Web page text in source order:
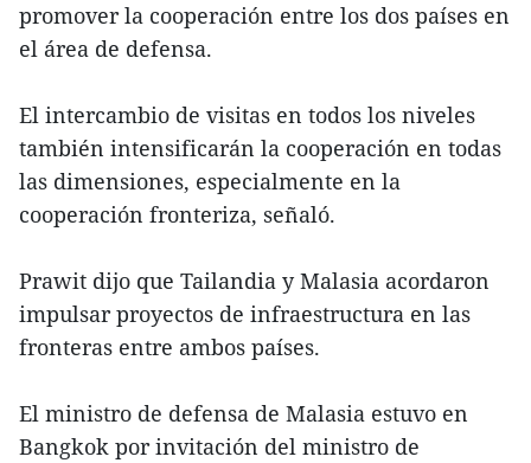
promover la cooperación entre los dos países en
el área de defensa.
El intercambio de visitas en todos los niveles
también intensificarán la cooperación en todas
las dimensiones, especialmente en la
cooperación fronteriza, señaló.
Prawit dijo que Tailandia y Malasia acordaron
impulsar proyectos de infraestructura en las
fronteras entre ambos países.
El ministro de defensa de Malasia estuvo en
Bangkok por invitación del ministro de